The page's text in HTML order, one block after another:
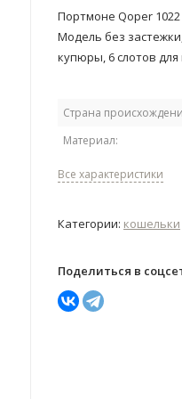
Портмоне Qoper
Модель без
купюры, 6 слотов
Страна
Материал:
Все характеристики
Категории: кошельки
Поделиться в